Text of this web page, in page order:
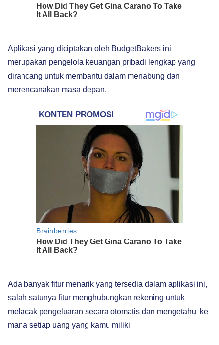
Aplikasi yang diciptakan oleh BudgetBakers ini
merupakan pengelola keuangan pribadi lengkap yang
dirancang untuk membantu dalam menabung dan
merencanakan masa depan.
Ada banyak fitur menarik yang tersedia dalam aplikasi ini,
salah satunya fitur menghubungkan rekening untuk
melacak pengeluaran secara otomatis dan mengetahui ke
mana setiap uang yang kamu miliki.